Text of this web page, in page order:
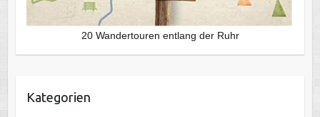
20 Wandertouren entlang der Ruhr
Kategorien